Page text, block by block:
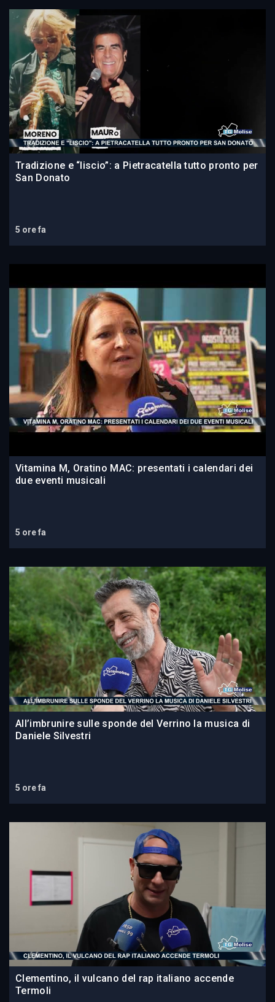
Tradizione e “liscio”: a Pietracatella tutto pronto per
San Donato
5 ore fa
Vitamina M, Oratino MAC: presentati i calendari dei
due eventi musicali
5 ore fa
All’imbrunire sulle sponde del Verrino la musica di
Daniele Silvestri
5 ore fa
Clementino, il vulcano del rap italiano accende
Termoli